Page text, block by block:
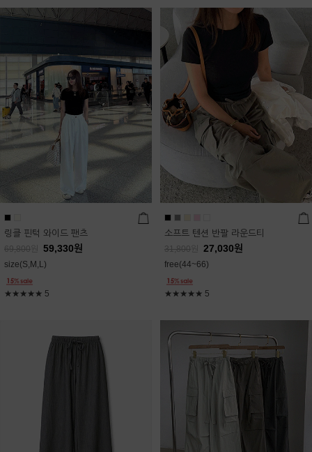
링클 핀턱 와이드 팬츠
69,800 59,330원
size(S,M,L)
★★★★★ 5
소프트 텐션 반팔 라운드티
31,800 27,030원
free(44~66)
★★★★★ 5